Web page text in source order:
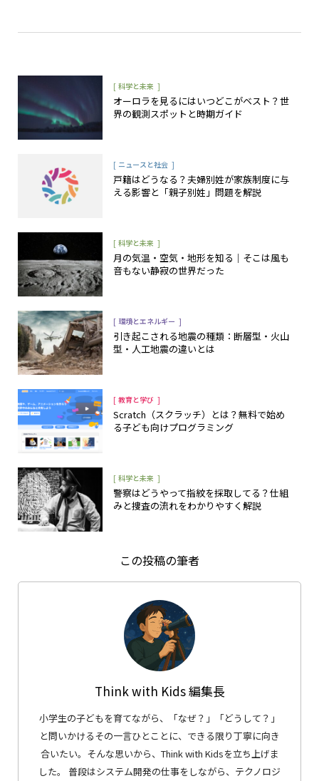
[ 科学と未来 ]
オーロラを見るにはいつどこがベスト？世
界の観測スポットと時期ガイド
[ ニュースと社会 ]
戸籍はどうなる？夫婦別姓が家族制度に与
える影響と「親子別姓」問題を解説
[ 科学と未来 ]
月の気温・空気・地形を知る｜そこは風も
音もない静寂の世界だった
[ 環境とエネルギー ]
引き起こされる地震の種類：断層型・火山
型・人工地震の違いとは
[ 教育と学び ]
Scratch（スクラッチ）とは？無料で始め
る子ども向けプログラミング
[ 科学と未来 ]
警察はどうやって指紋を採取してる？仕組
みと捜査の流れをわかりやすく解説
この投稿の筆者
Think with Kids 編集長
小学生の子どもを育てながら、「なぜ？」「どうして？」
と問いかけるその一言ひとことに、できる限り丁寧に向き
合いたい。そんな思いから、Think with Kidsを立ち上げま
した。 普段はシステム開発の仕事をしながら、テクノロジ